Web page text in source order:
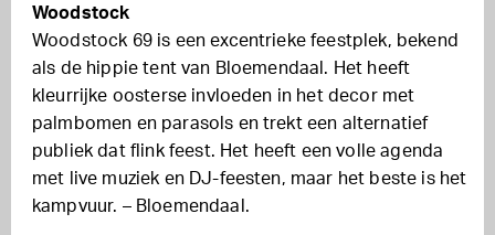
Woodstock
Woodstock 69 is een excentrieke feestplek, bekend
als de hippie tent van Bloemendaal. Het heeft
kleurrijke oosterse invloeden in het decor met
palmbomen en parasols en trekt een alternatief
publiek dat flink feest. Het heeft een volle agenda
met live muziek en DJ-feesten, maar het beste is het
kampvuur. – Bloemendaal.